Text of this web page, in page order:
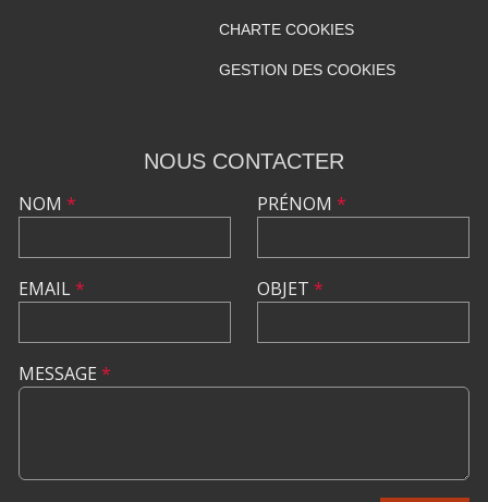
CHARTE COOKIES
GESTION DES COOKIES
NOUS CONTACTER
NOM *
EMAIL*
PRÉNOM *
OBJET *
MESSAGE *